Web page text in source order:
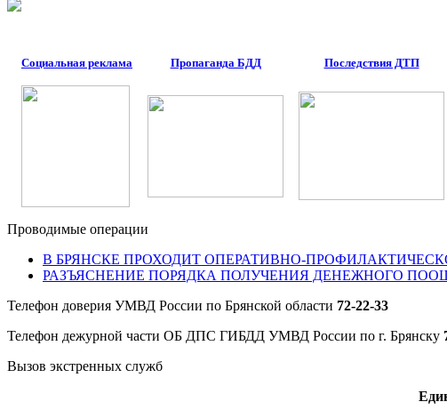
Социальная реклама Пропаганда БДД Последствия ДТП
Проводимые операции
В БРЯНСКЕ ПРОХОДИТ ОПЕРАТИВНО-
РАЗЪЯСНЕНИЕ ПОРЯДКА ПОЛУЧЕНИЯ ДЕНЕЖНОГО
Телефон доверия УМВД России по Брянской области 72-22-33
Телефон дежурной части ОБ ДПС ГИБДД УМВД России по г. Брянску
Вызов экстренных служб